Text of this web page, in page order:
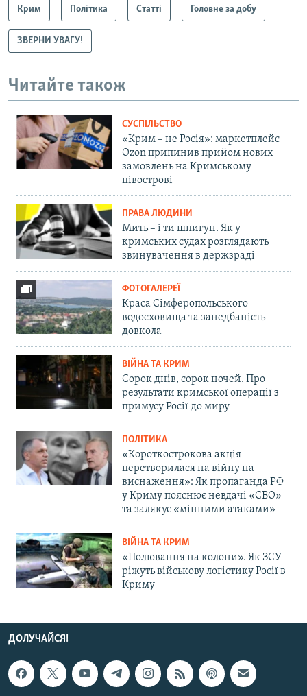
Крим Політика Статті Головне за добу
ЗВЕРНИ УВАГУ!
Читайте також
СУСПІЛЬСТВО
«Крим – не Росія»: маркетплейс
Ozon припинив прийом нових
замовлень на Кримському
півострові
ПРАВА ЛЮДИНИ
Мить – і ти шпигун. Як у
кримських судах розглядають
звинувачення в держзраді
ФОТОГАЛЕРЕЇ
Краса Сімферопольського
водосховища та занедбаність
довкола
ВІЙНА ТА КРИМ
Сорок днів, сорок ночей. Про
результати кримської операції з
примусу Росії до миру
ПОЛІТИКА
«Короткострокова акція
перетворилася на війну на
виснаження»: Як пропаганда РФ
у Криму пояснює невдачі «СВО»
та залякує «мінними атаками»
ВІЙНА ТА КРИМ
«Полювання на колони». Як ЗСУ
ріжуть військову логістику Росії в
Криму
ДОЛУЧАЙСЯ!